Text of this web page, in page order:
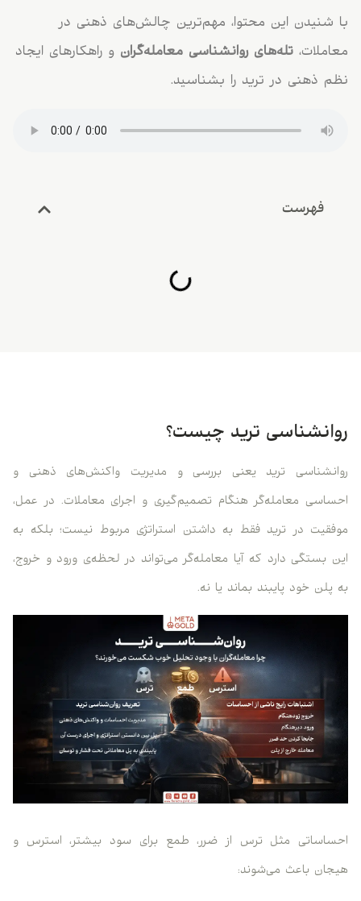
با شنیدن این محتوا، مهم‌ترین چالش‌های ذهنی در
معاملات، تله‌های روانشناسی معامله‌گران و راهکارهای ایجاد
نظم ذهنی در ترید را بشناسید.
فهرست
روانشناسی ترید چیست؟
روانشناسی ترید یعنی بررسی و مدیریت واکنش‌های ذهنی و
احساسی معامله‌گر هنگام تصمیم‌گیری و اجرای معاملات. در عمل،
موفقیت در ترید فقط به داشتن استراتژی مربوط نیست؛ بلکه به
این بستگی دارد که آیا معامله‌گر می‌تواند در لحظه‌ی ورود و خروج،
به پلن خود پایبند بماند یا نه.
احساساتی مثل ترس از ضرر، طمع برای سود بیشتر، استرس و
هیجان باعث می‌شوند: